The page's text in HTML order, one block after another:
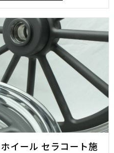
イール セラコート施